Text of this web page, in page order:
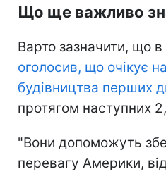
Що ще важливо
Варто зазначити, що в
оголосив, що очікує
будівництва перших
протягом наступних
"Вони допоможуть
перевагу Америки,